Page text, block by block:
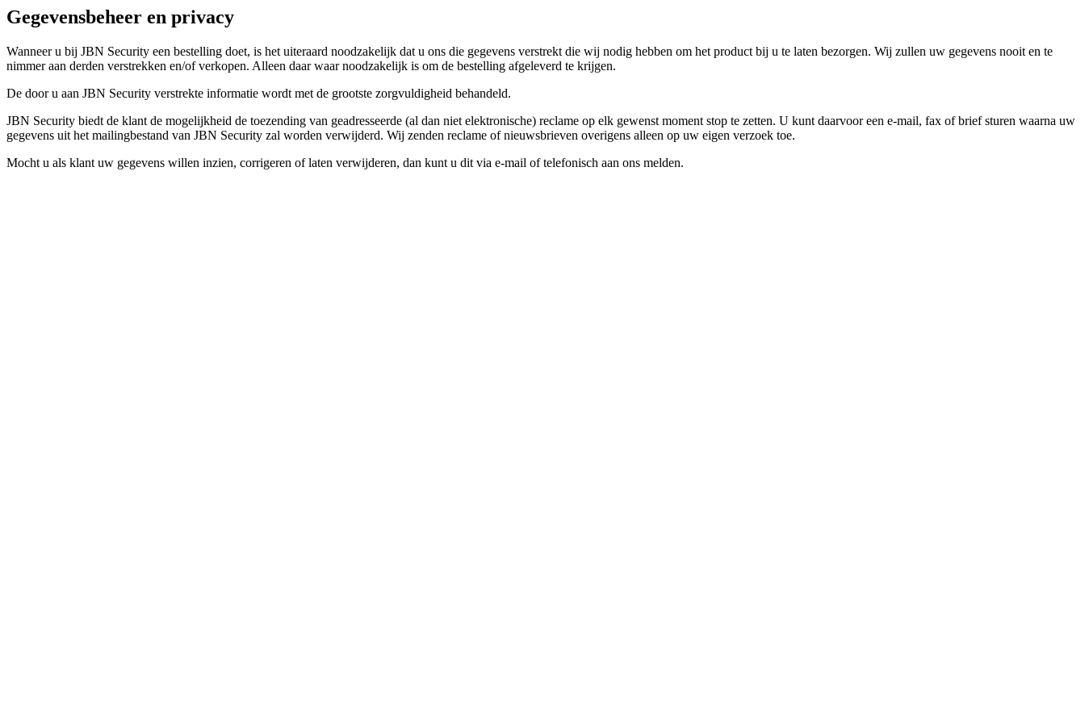
Gegevensbeheer en privacy
Wanneer u bij JBN Security een bestelling doet, is het uiteraard noodzakelijk dat u ons die gegevens verstrekt die wij nodig hebben om het product bij u te laten bezorgen. Wij zullen uw gegevens nooit en te
nimmer aan derden verstrekken en/of verkopen. Alleen daar waar noodzakelijk is om de bestelling afgeleverd te krijgen.
De door u aan JBN Security verstrekte informatie wordt met de grootste zorgvuldigheid behandeld.
JBN Security biedt de klant de mogelijkheid de toezending van geadresseerde (al dan niet elektronische) reclame op elk gewenst moment stop te zetten. U kunt daarvoor een e-mail, fax of brief sturen waarna uw
gegevens uit het mailingbestand van JBN Security zal worden verwijderd. Wij zenden reclame of nieuwsbrieven overigens alleen op uw eigen verzoek toe.
Mocht u als klant uw gegevens willen inzien, corrigeren of laten verwijderen, dan kunt u dit via e-mail of telefonisch aan ons melden.